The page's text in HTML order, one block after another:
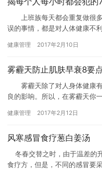
上班族每天都会重复做很多
误的事情，都是对人体健康不
您介绍一下男人每天憋尿的危
健康管理 2017年2月10日
雾霾天防止肌肤早衰8要
雾霾天除了对人身体健康有
良的影响。所以，在雾霾天你
健康管理 2017年2月12日
风寒感冒食疗葱白姜汤
冬春交替之时，由于温差的
食疗方，但是，不同的感冒要